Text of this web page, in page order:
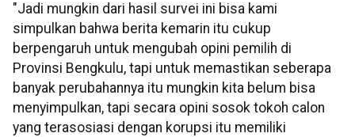
"Jadi mungkin dari hasil survei ini bisa kami
simpulkan bahwa berita kemarin itu cukup
berpengaruh untuk mengubah opini pemilih di
Provinsi Bengkulu, tapi untuk memastikan seberapa
banyak perubahannya itu mungkin kita belum bisa
menyimpulkan, tapi secara opini sosok tokoh calon
yang terasosiasi dengan korupsi itu memiliki